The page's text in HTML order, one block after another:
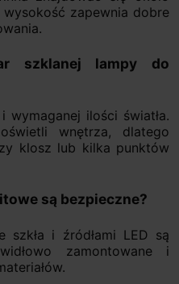
zapewnia dobre
szklanej lampy do
ilości światła.
wnętrza, dlatego
klosz lub kilka punktów
są bezpieczne?
szkła i źródłami LED są
zamontowane i